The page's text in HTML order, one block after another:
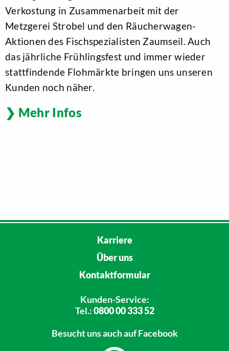
Handyaufladung (z.B. EDEKA mobil)
Haushaltswaren
Parkplätze
Käsetheke
Kreditkarte akzeptiert
Laktosefreies Produktsortiment
Partyabteilung
Postfiliale / DHL Paketshop
Schlüsseldienst
Veganes Produktsortiment
Vegetarisches Produktsortiment
Verkostung in Zusammenarbeit mit der
Metzgerei Strobel und den Räucherwagen-
Aktionen des Fischspezialisten Zaumseil. Auch
das jährliche Frühlingsfest und immer wieder
stattfindende Flohmärkte bringen uns unseren
Kunden noch näher.
Mehr Infos
Karriere
Über uns
Kontaktformular
Kunden-Service:
Tel.:0800 00 333 52
Besucht unsauch auf Facebook